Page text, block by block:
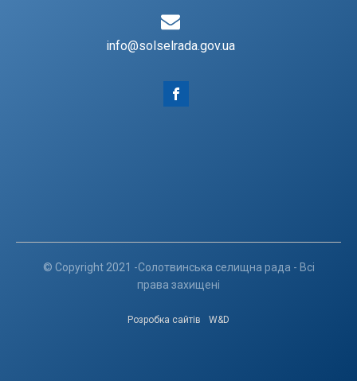
info@solselrada.gov.ua
© Copyright 2021 -Солотвинська селищна рада - Всі
права захищені
Розробка сайтів W&D